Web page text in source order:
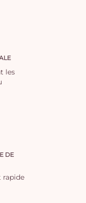
les
DE
rapide